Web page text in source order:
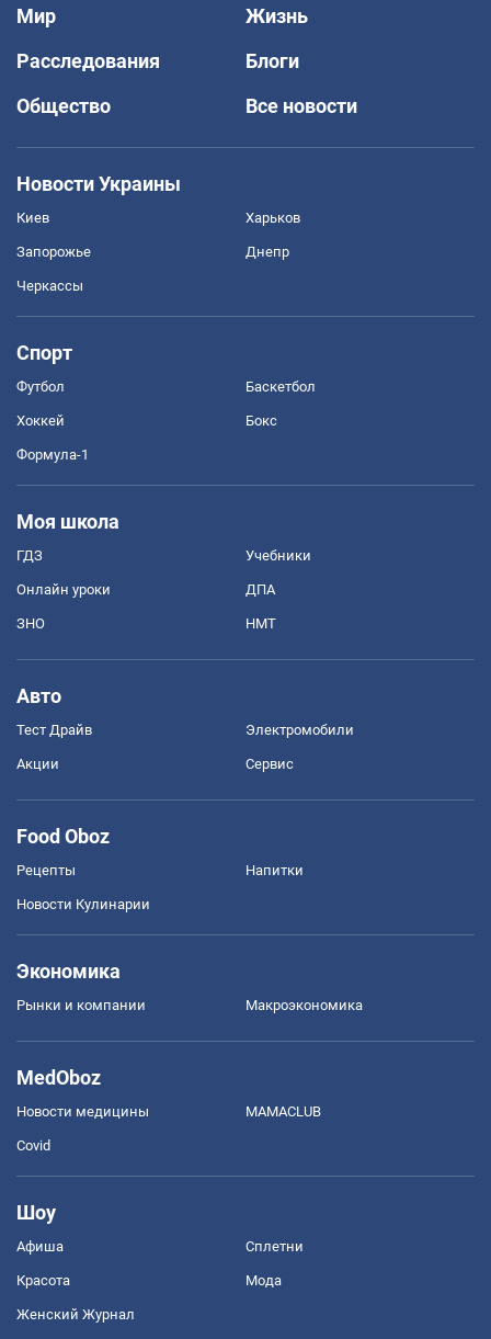
Мир
Жизнь
Расследования
Блоги
Общество
Все новости
Новости Украины
Киев Харьков
Запорожье Днепр
Черкассы
Спорт
Футбол Баскетбол
Хоккей Бокс
Формула-1
Моя школа
ГДЗ Учебники
Онлайн уроки ДПА
ЗНО НМТ
Авто
Тест Драйв Электромобили
Акции Сервис
Food Oboz
Рецепты Напитки
Новости Кулинарии
Экономика
Рынки и компании Mакроэкономика
MedOboz
Новости медицины MAMACLUB
Covid
Шоу
Афиша Сплетни
Красота Мода
Женский Журнал